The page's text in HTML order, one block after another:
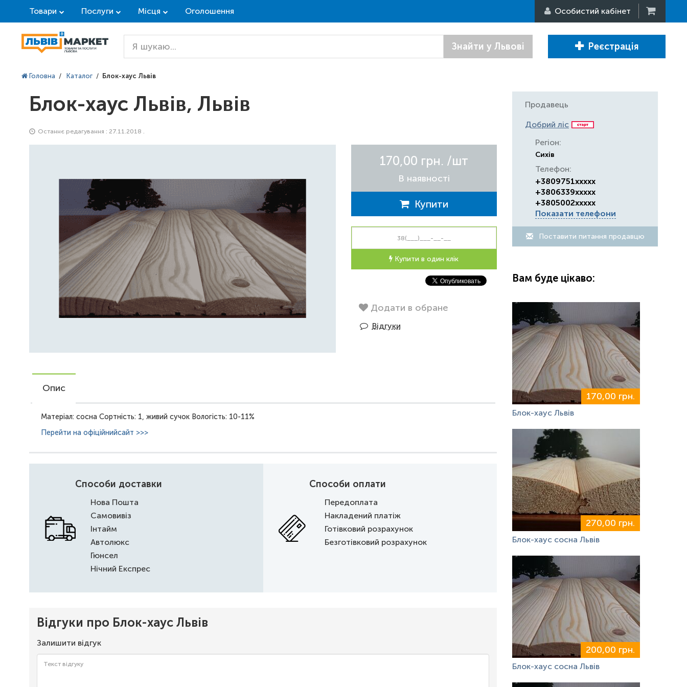
Товари Послуги Місця Оголошення Особистий кабінет
Знайти у Львові Реєстрація
Головна / Каталог / Блок-хаус Львів
Блок-хаус Львів, Львів
Останнє редагування : 27.11.2018 .
170,00 грн. /шт
В наявності
Купити
Купити в один клік
Додати в обране
Відгуки
Опис
Матеріал: сосна Сортність: 1, живий сучок Вологість: 10-11%
Перейти на офіційнийсайт >>>
Способи доставки
Нова Пошта
Самовивіз
Інтайм
Автолюкс
Гюнсел
Нічний Експрес
Способи оплати
Передоплата
Накладений платіж
Готівковий розрахунок
Безготівковий розрахунок
Відгуки про Блок-хаус Львів
Залишити відгук
Продавець
Добрий ліс
Регіон:
Сихів
Телефон:
+3809751xxxxx
+3806339xxxxx
+3805002xxxxx
Показати телефони
Поставити питання продавцю
Вам буде цікаво:
170,00 грн.
Блок-хаус Львів
270,00 грн.
Блок-хаус сосна Львів
200,00 грн.
Блок-хаус сосна Львів